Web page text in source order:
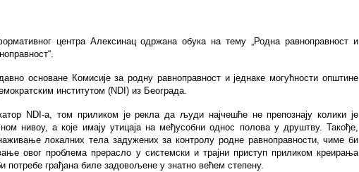
центра Алексинац одржана обука на тему „Родна равноправност и
основане Комисије за родну равноправност и једнаке могућности општине
институтом (NDI ) из Београда.
NDI-а, том приликом је рекла да људи најчешће не препознају колики је
нивоу, а које имају утицаја на међусобни однос полова у друштву. Такође,
локалних тела задужених за контролу родне равноправности, чиме би
овог проблема прерасло у системски и трајни приступ приликом креирања
потребе грађана биле задовољене у знатно већем степену.